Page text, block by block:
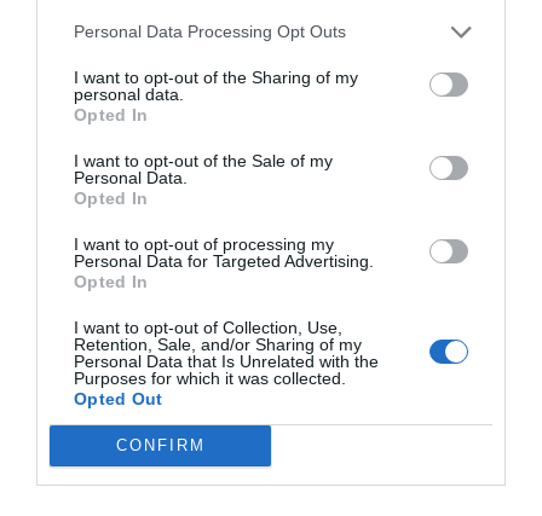
Personal Data Processing Opt Outs
I want to opt-out of the Sharing of my
personal data.
Opted In
I want to opt-out of the Sale of my
Personal Data.
Opted In
I want to opt-out of processing my
Personal Data for Targeted Advertising.
Opted In
I want to opt-out of Collection, Use,
Retention, Sale, and/or Sharing of my
Personal Data that Is Unrelated with the
Purposes for which it was collected.
Opted Out
CONFIRM
Ασύρματο/Ενσύρματο Ποντίκι 2.4GHz/BT/USB
Zeroground MS-4600WG KIMURA v4.0
Δες περισσότερα